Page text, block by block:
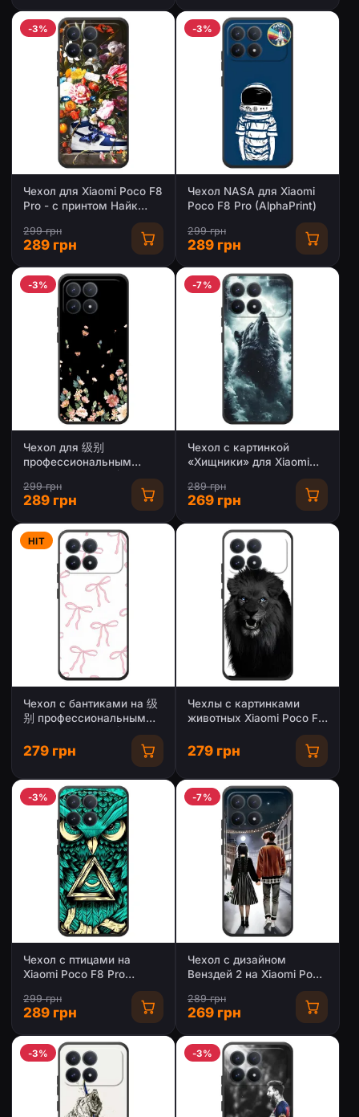
-3%
Чехол для Xiaomi Poco F8
Pro - с принтом Найк
299 грн
289 грн
-3%
Чехол NASA для Xiaomi
Poco F8 Pro (AlphaPrint)
299 грн
289 грн
-3%
Чехол для 级别
профессиональным
набор щителямиमोксибой
норм F8 Pro - с принтом
(Дизайнерские)
299 грн
289 грн
-7%
Чехол с картинкой
«Хищники» для Xiaomi
289 грн
269 грн
HIT
Чехол с бантиками на 级
别 профессиональным
набор щителямиमोксибой
норм F8 Pro
279 грн
Чехлы с картинками
животных Xiaomi Poco F8
279 грн
-3%
Чехол с птицами на
Xiaomi Poco F8 Pro
299 грн
289 грн
-7%
Чехол с дизайном
Венздей 2 на Xiaomi Poco
289 грн
269 грн
-3% -3%